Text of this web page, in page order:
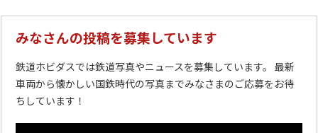
みなさんの投稿を募集しています
鉄道ホビダスでは鉄道写真やニュースを募集しています。 最新
車両から懐かしい国鉄時代の写真までみなさまのご応募をお待
ちしています！